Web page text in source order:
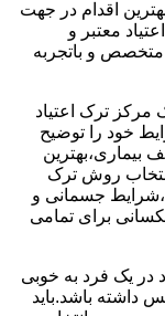
اقدام در جهت
معتبر و
متخصص و باتجربه
مرکز ترک اعتیاد
خود را توضیح
بیماری،بهترین
روش ترک
جسمانی و
برای تمامی
در یک فرد به خوبی
داشته باشد.باید